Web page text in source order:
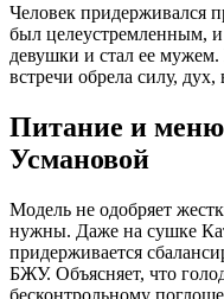
Человек придерживался
был целеустремленным,
девушки и стал ее мужем.
встречи обрела силу,
Питание и
Усмановой
Модель не одобряет
нужны. Даже на сушке
придерживается
БЖУ. Объясняет, что
бесконтрольному